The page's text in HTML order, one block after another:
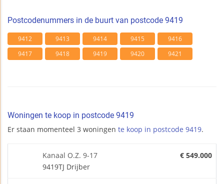
Postcodenummers in de buurt van postcode 9419
9412 9413 9414 9415
9416
9417
9418 9419 9420 9421
Woningen te koop in postcode 9419
Er staan momenteel 3 woningen te koop in postcode 9419.
Kanaal O.Z. 9-17
9419TJ Drijber
€ 549.000